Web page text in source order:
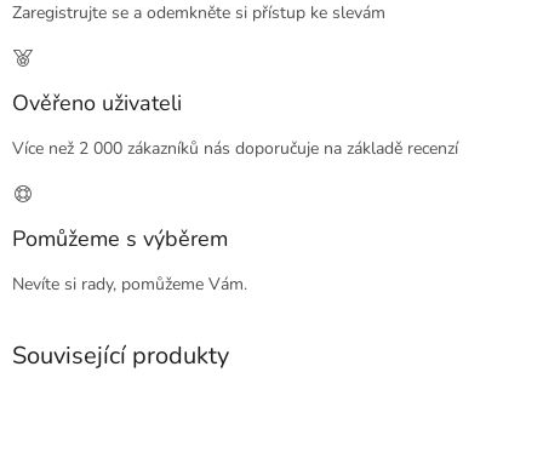
Zaregistrujte se a odemkněte si přístup ke slevám
Ověřeno uživateli
Více než 2 000 zákazníků nás doporučuje na základě recenzí
Pomůžeme s výběrem
Nevíte si rady, pomůžeme Vám.
Související produkty